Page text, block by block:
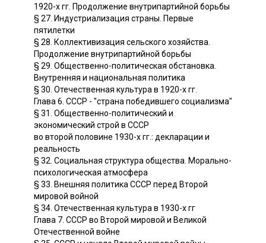
1920-х гг. Продолжение внутрипартийной борьбы
§ 27. Индустриализация страны. Первые
пятилетки
§ 28. Коллективизация сельского хозяйства.
Продолжение внутрипартийной борьбы
§ 29. Общественно-политическая обстановка.
Внутренняя и национальная политика
§ 30. Отечественная культура в 1920-х гг.
Глава 6. СССР - "страна победившего социализма"
§ 31. Общественно-политический и
экономический строй в СССР
во второй половине 1930-х гг.: декларации и
реальность
§ 32. Социальная структура общества. Морально-
психологическая атмосфера
§ 33. Внешняя политика СССР перед Второй
мировой войной
§ 34. Отечественная культура в 1930-х гг
Глава 7. СССР во Второй мировой и Великой
Отечественной войне